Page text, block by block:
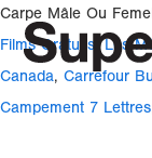
Carpe Mâle Ou
Films Gratuits , Les
Canada, Carrefour
Campement 7 Lettres